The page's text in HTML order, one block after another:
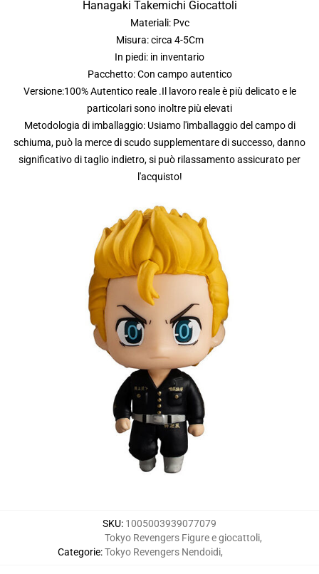
Hanagaki Takemichi Giocattoli
Materiali: Pvc
Misura: circa 4-5Cm
In piedi: in inventario
Pacchetto: Con campo autentico
Versione:100% Autentico reale .Il lavoro reale è più delicato e le
particolari sono inoltre più elevati
Metodologia di imballaggio: Usiamo l'imballaggio del campo di
schiuma, può la merce di scudo supplementare di successo, danno
significativo di taglio indietro, si può rilassamento assicurato per
l'acquisto!
SKU: 1005003939077079
Categorie:
Tokyo Revengers Figure e giocattoli,
Tokyo Revengers Nendoidi,